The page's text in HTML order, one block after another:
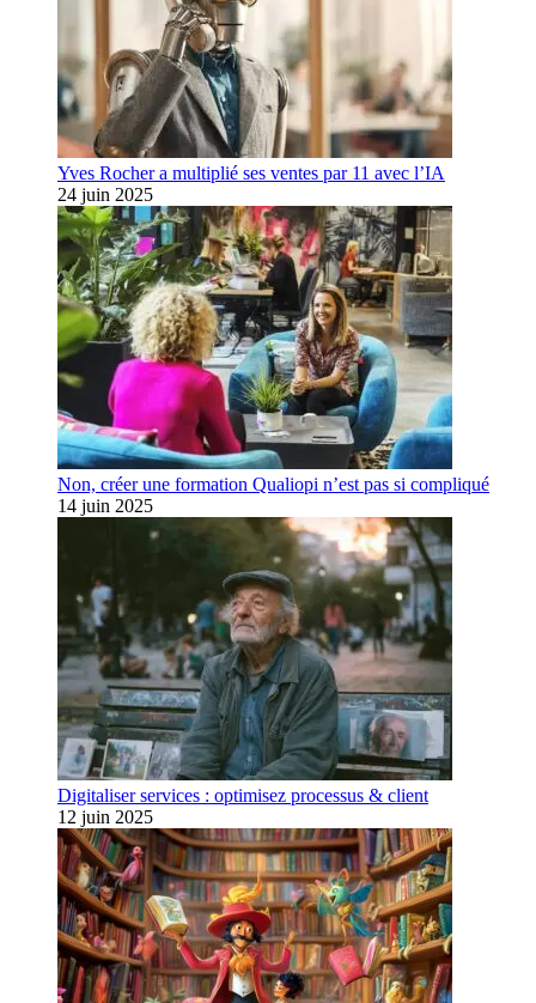
Yves Rocher a multiplié ses ventes par 11 avec l’IA
24 juin 2025
Non, créer une formation Qualiopi n’est pas si compliqué
14 juin 2025
Digitaliser services : optimisez processus & client
12 juin 2025